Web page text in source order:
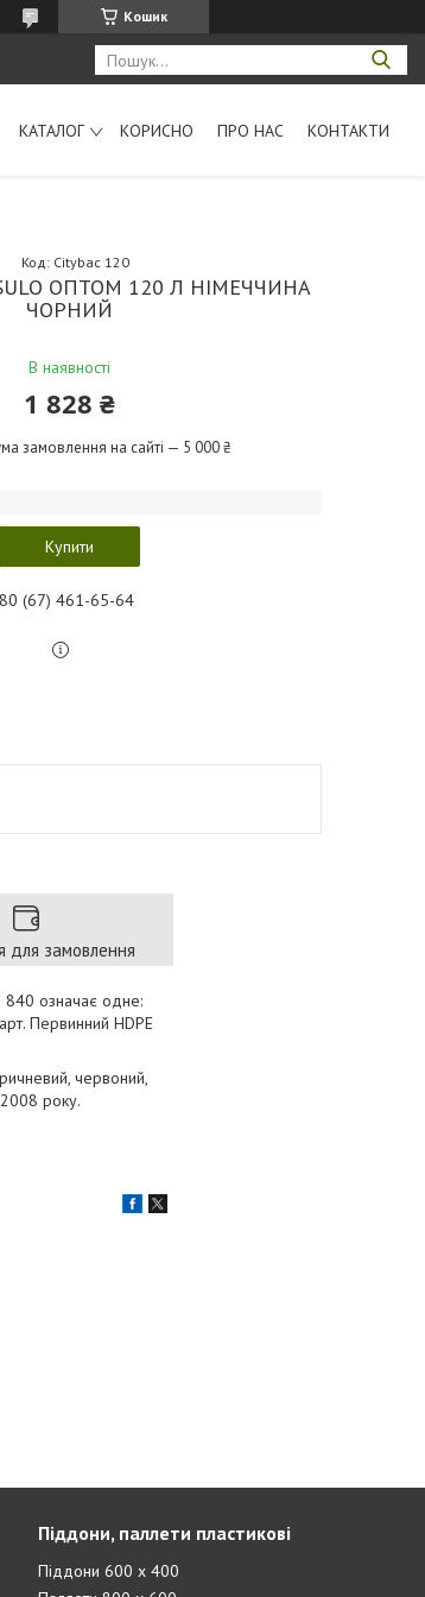
Кошик
КАТАЛОГ КОРИСНО ПРО НАС КОНТАКТИ
ОПТОМ 120 Л НІМЕЧЧИНА
ЧОРНИЙ
В наявності
Код: Citybac 120
1 828 ₴
замовлення на сайті — 5 000 ₴
Купити
(67) 461-65-64
для замовлення
840 означає одне:
Первинний HDPE
червоний,
2008 року.
Піддони, паллети пластикові
Піддони 600 х 400